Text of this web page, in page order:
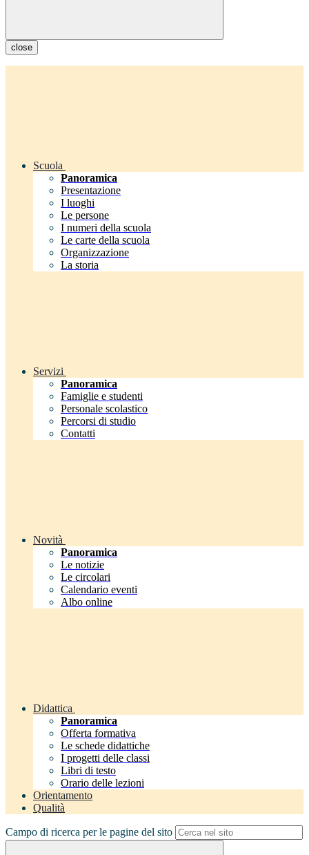
close
Scuola
Panoramica
Presentazione
I luoghi
Le persone
I numeri della scuola
Le carte della scuola
Organizzazione
La storia
Servizi
Panoramica
Famiglie e studenti
Personale scolastico
Percorsi di studio
Contatti
Novità
Panoramica
Le notizie
Le circolari
Calendario eventi
Albo online
Didattica
Panoramica
Offerta formativa
Le schede didattiche
I progetti delle classi
Libri di testo
Orario delle lezioni
Orientamento
Qualità
Campo di ricerca per le pagine del sito